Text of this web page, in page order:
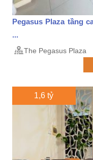
Pegasus Plaza tầng
...
The Pegasus Plaza
1,6 tỷ